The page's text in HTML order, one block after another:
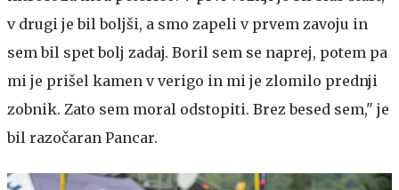
v drugi je bil boljši, a smo zapeli v prvem zavoju in
sem bil spet bolj zadaj. Boril sem se naprej, potem pa
mi je prišel kamen v verigo in mi je zlomilo prednji
zobnik. Zato sem moral odstopiti. Brez besed sem," je
bil razočaran Pancar.